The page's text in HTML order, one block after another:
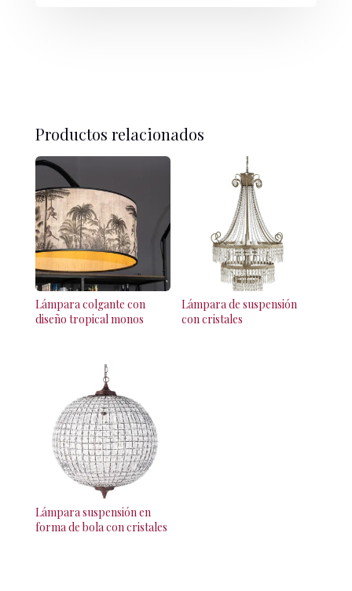
Productos relacionados
Lámpara colgante con
diseño tropical monos
Lámpara de suspensión
con cristales
Lámpara suspensión en
forma de bola con cristales